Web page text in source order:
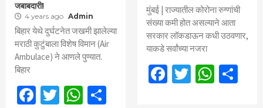
जबाबदारी!
4 years ago Admin
बिहार येथे दुर्घटनेत जखमी झालेल्या
मराठी कुटुंबाला विशेष विमान (Air
Ambulace) ने आणले पुण्यात.
बिहार
Facebook
TwitterWhatsApp
मुंबई | राज्यातील कोरोना रुग्णांची
संख्या कमी होत असल्याने आता
सरकार लॉकडाऊन कधी उठवणार,
याकडे सर्वांच्या नजरा
Facebook
Twitter